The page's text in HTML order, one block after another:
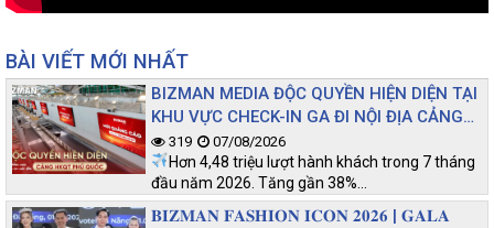
BÀI VIẾT MỚI NHẤT
BIZMAN MEDIA ĐỘC QUYỀN HIỆN DIỆN TẠI
KHU VỰC CHECK-IN GA ĐI NỘI ĐỊA CẢNG
HKQT PHÚ QUỐC
319 07/08/2026
Hơn 4,48 triệu lượt hành khách trong 7 tháng
đầu năm 2026. Tăng gần 38%…
𝐁𝐈𝐙𝐌𝐀𝐍 𝐅𝐀𝐒𝐇𝐈𝐎𝐍 𝐈𝐂𝐎𝐍 𝟐𝟎𝟐𝟔 | 𝐆𝐀𝐋𝐀